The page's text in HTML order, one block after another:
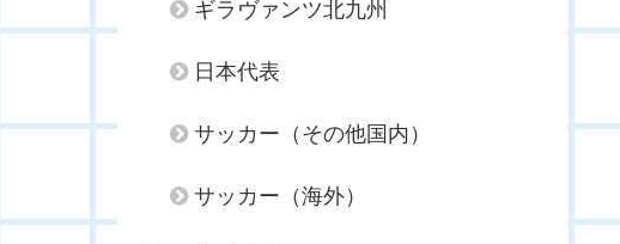
ギラヴァンツ北九州
日本代表
サッカー（その他国内）
サッカー（海外）